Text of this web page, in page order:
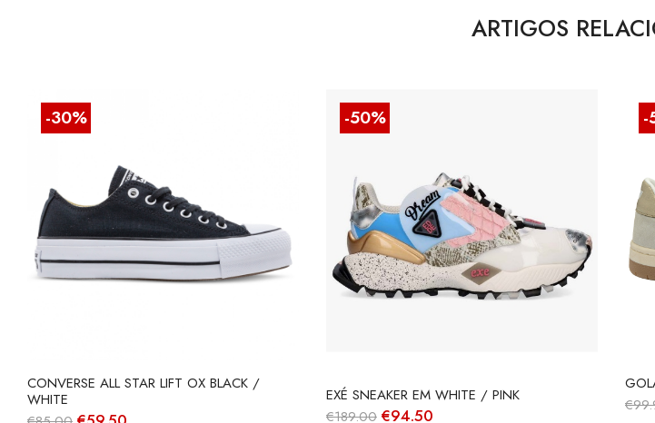
ARTIGOS
-30%
CONVERSE ALL STAR LIFT OX BLACK /
WHITE
-50%
EXÉ SNEAKER EM WHITE / PINK
€189.00 O
€94.50
-
€